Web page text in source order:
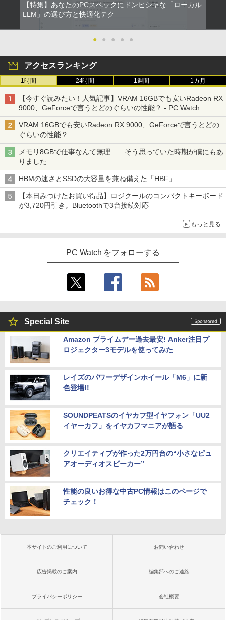
【特集】あなたのPCスペックにドンピシャな「ローカル
LLM」の選び方と快適化テク
● ● ● ● ●
アクセスランキング
1時間 24時間 1週間 1カ月
【今すぐ読みたい！人気記事】VRAM 16GBでも安いRadeon RX
9000、GeForceで言うとどのぐらいの性能？ - PC Watch
VRAM 16GBでも安いRadeon RX 9000、GeForceで言うとどの
ぐらいの性能？
メモリ8GBで仕事なんて無理……そう思っていた時期が僕にもあ
りました
HBMの速さとSSDの大容量を兼ね備えた「HBF」
【本日みつけたお買い得品】ロジクールのコンパクトキーボード
が3,720円引き。Bluetoothで3台接続対応
もっと見る
PC Watch をフォローする
Special Site
Amazon プライムデー過去最安! Anker注目プ
ロジェクター3モデルを使ってみた
レイズのパワーデザインホイール「M6」に新
色登場!!
SOUNDPEATSのイヤカフ型イヤフォン「UU2
イヤーカフ」をイヤカフマニアが語る
クリエイティブが作った2万円台の“小さなピュ
アオーディオスピーカー”
性能の良いお得な中古PC情報はこのページで
チェック！
本サイトのご利用について お問い合わせ
広告掲載のご案内 編集部へのご連絡
プライバシーポリシー 会社概要